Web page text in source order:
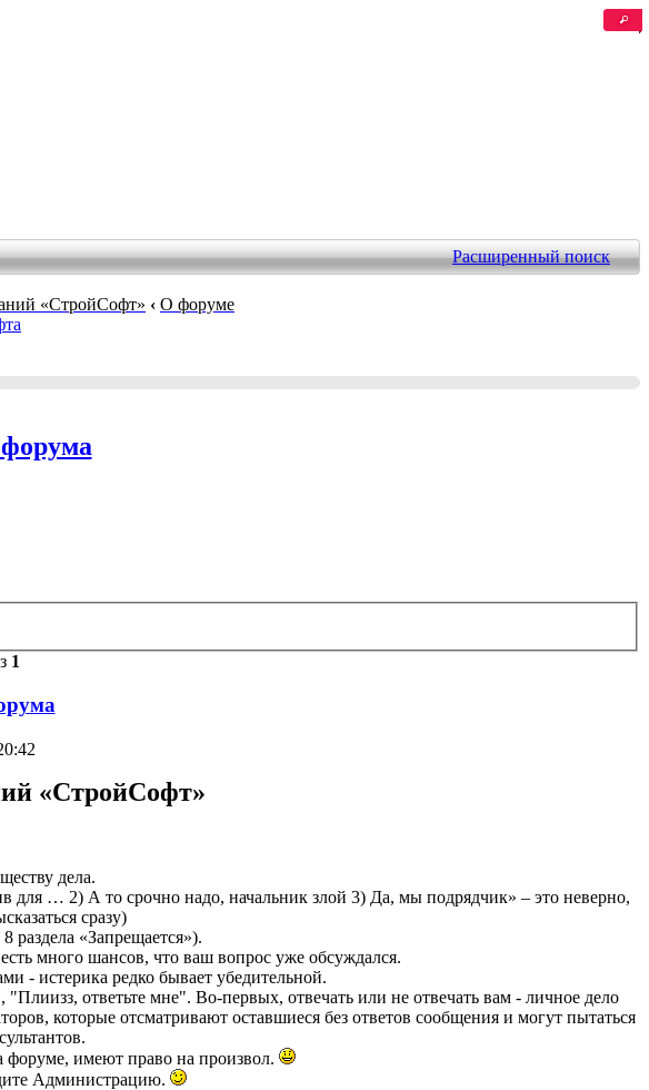
Расширенный поиск
«СтройСофт» ‹ О форуме
1
«СтройСофт»
дела.
для … 2) А то срочно надо, начальник злой 3) Да, мы подрядчик» – это неверно,
сразу)
раздела «Запрещается»).
много шансов, что ваш вопрос уже обсуждался.
- истерика редко бывает убедительной.
ответьте мне". Во-первых, отвечать или не отвечать вам - личное дело
которые отсматривают оставшиеся без ответов сообщения и могут пытаться
имеют право на произвол.
Администрацию.